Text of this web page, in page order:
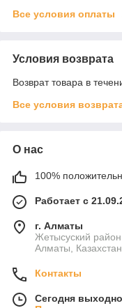
Все условия оплаты
Условия возврата
Возврат товара в
Все условия
О нас
100%
Работает с
г. Алматы
Жетысуский район
Алматы, Казахстан
Контакты
Сегодня